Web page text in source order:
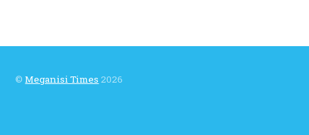
©Meganisi Times 2026